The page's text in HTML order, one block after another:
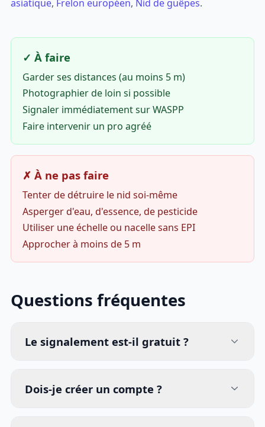
asiatique, Frelon européen, Nid de guêpes.
✓ À faire
Garder ses distances (au moins 5 m)
Photographier de loin si possible
Signaler immédiatement sur WASPP
Faire intervenir un pro agréé
✗ À ne pas faire
Tenter de détruire le nid soi-même
Asperger d'eau, d'essence, de pesticide
Utiliser une échelle ou nacelle sans EPI
Approcher à moins de 5 m
Questions fréquentes
Le signalement est-il gratuit ?
Dois-je créer un compte ?